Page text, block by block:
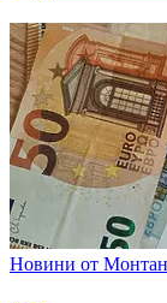
Новини от